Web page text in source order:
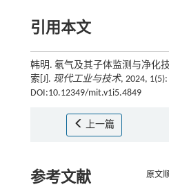
引用本文
韩明. 氡气及其子体监测与净化
索[J]. 现代工业与技术, 2024, 1(5):
DOI:10.12349/mit.v1i5.4849
上一篇
参考文献 原文